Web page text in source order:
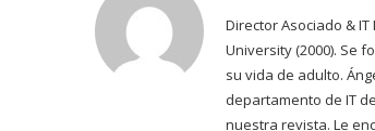
Director Asociado &
University (2000). Se
su vida de adulto.
departamento de IT
nuestra revista. Le